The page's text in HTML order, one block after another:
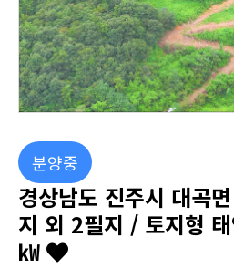
분양중
경상남도 진주시 대곡
지 외 2필지 / 토지형
㎾